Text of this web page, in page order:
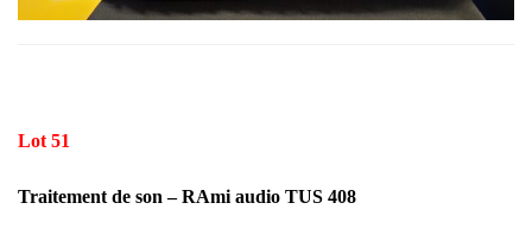
Lot 51
Traitement de son – RAmi audio TUS 408